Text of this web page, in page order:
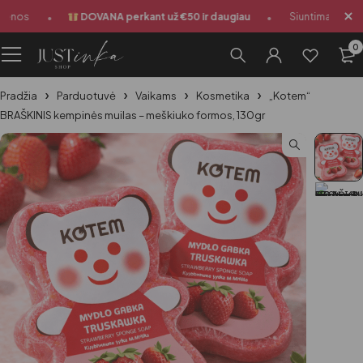
DOVANA perkant už €50 ir daugiau Siuntimas 1-3
0
Pradžia Parduotuvė Vaikams Kosmetika
„Kotem“
BRAŠKINIS kempinės muilas – meškiuko formos, 130gr